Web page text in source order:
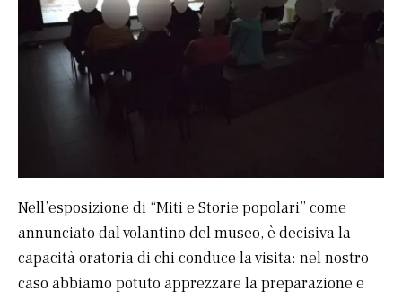
Nell’esposizione di “Miti e Storie popolari” come
annunciato dal volantino del museo, è decisiva la
capacità oratoria di chi conduce la visita: nel nostro
caso abbiamo potuto apprezzare la preparazione e